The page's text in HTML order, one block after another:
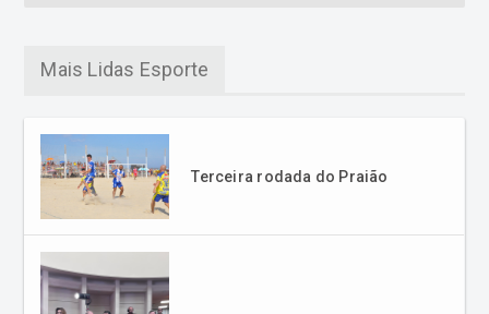
Mais Lidas Esporte
Terceira rodada do Praião